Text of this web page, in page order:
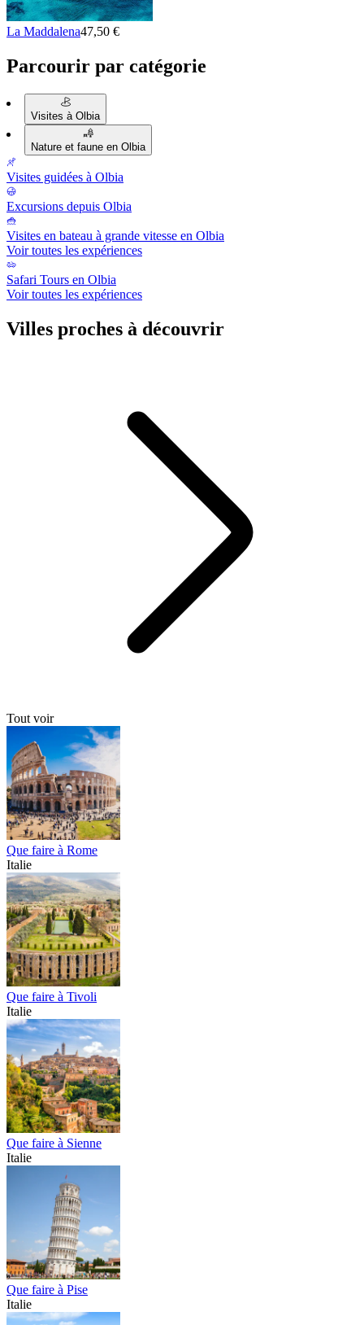
La Maddalena47,50 €
Parcourir par catégorie
Visites à Olbia
Nature et faune en Olbia
Visites guidées à Olbia
Excursions depuis Olbia
Visites en bateau à grande vitesse en Olbia
Voir toutes les expériences
Safari Tours en Olbia
Voir toutes les expériences
Villes proches à découvrir
Tout voir
Que faire à Rome
Italie
Que faire à Tivoli
Italie
Que faire à Sienne
Italie
Que faire à Pise
Italie